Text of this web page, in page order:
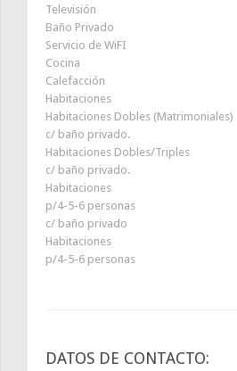
Televisión
Baño Privado
Servicio de WiFI
Cocina
Calefacción
Habitaciones
Habitaciones Dobles (Matrimoniales)
c/ baño privado.
Habitaciones Dobles/Triples
c/ baño privado.
Habitaciones
p/4-5-6 personas
c/ baño privado
Habitaciones
p/4-5-6 personas
DATOS DE CONTACTO: